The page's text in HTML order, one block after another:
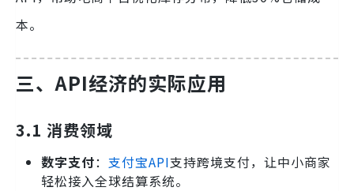
本。
三、API经济的实际应用
3.1 消费领域
数字支付： 支付宝API支持跨境支付，让中小商家
轻松接入全球结算系统。